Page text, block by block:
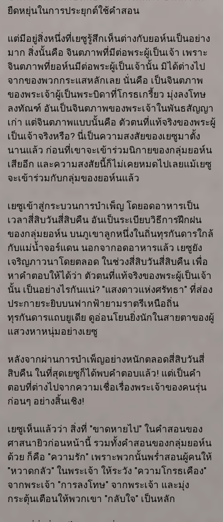
ยืดหยุ่นในการประยุกต์ใช้คำสอน
แต่มีอยู่สิ่งหนึ่งที่เยซูรู้สึกเห็นต่างกับยอห์นเป็นอย่าง
มาก สิ่งนั้นคือ จินตภาพที่มีต่อพระผู้เป็นเจ้า เพราะ
จินตภาพที่ยอห์นมีต่อพระผู้เป็นเจ้านั้น มิได้ต่างไป
จากของพวกกระแสหลักเลย นั่นคือ เป็นจินตภาพ
ของพระเจ้าผู้เป็นพระบิดาที่โกรธเกรี้ยว มุ่งลงโทษ
ลงทัณฑ์ อันเป็นจินตภาพของพระเจ้าในพันธสัญญา
เก่า แต่จินตภาพแบบนั้นคือ ตัวตนที่แท้จริงของพระผู้
เป็นเจ้าจริงหรือ? นี่เป็นความสงสัยของเยซูมาตั้ง
นานแล้ว ก่อนที่เขาจะเข้าร่วมนิกายของกลุ่มยอห์น
เสียอีก และความสงสัยนี้ก็ไม่เคยหมดไปเลยแม้เยซู
จะเข้าร่วมกับกลุ่มของยอห์นแล้ว
เยซูเข้าสู่กระบวนการบำเพ็ญ โดยอดอาหารเป็น
เวลาสี่สิบวันสี่สิบคืน อันเป็นระเบียบวิธีการฝึกฝน
ของกลุ่มยอห์น บนภูเขาลูกหนึ่งในถิ่นทุรกันดารใกล้
กับแม่น้ำจอร์แดน นอกจากอดอาหารแล้ว เยซูยัง
เจริญภาวนาโดยตลอด ในช่วงสี่สิบวันสี่สิบคืน เพื่อ
หาคำตอบให้ได้ว่า ตัวตนที่แท้จริงของพระผู้เป็นเจ้า
นั้น เป็นอย่างไรกันแน่? "แสงดาวแห่งศรัทธา" ที่ส่อง
ประกายระยิบบนฟากฟ้ายามราตรีเหนือถิ่น
ทุรกันดารแถบยูเดีย ดูอ่อนโยนยิ่งนักในสายตาของผู้
แสวงหาหนุ่มอย่างเยซู
หลังจากผ่านการบำเพ็ญอย่างหนักตลอดสี่สิบวันสี่
สิบคืน ในที่สุดเยซูก็ได้พบคำตอบแล้ว! แต่เป็นคำ
ตอบที่ต่างไปจากความเชื่อเรื่องพระเจ้าของคนรุ่น
ก่อนๆ อย่างสิ้นเชิง!
เยซูเห็นแล้วว่า สิ่งที่ "ขาดหายไป" ในคำสอนของ
ศาสนายิวก่อนหน้านี้ รวมทั้งคำสอนของกลุ่มยอห์น
ด้วย ก็คือ "ความรัก" เพราะพวกนั้นพร่ำสอนผู้คนให้
"หวาดกลัว" ในพระเจ้า ให้ระวัง "ความโกรธเคือง"
จากพระเจ้า "การลงโทษ" จากพระเจ้า และมุ่ง
กระตุ้นเตือนให้พวกเขา "กลับใจ" เป็นหลัก